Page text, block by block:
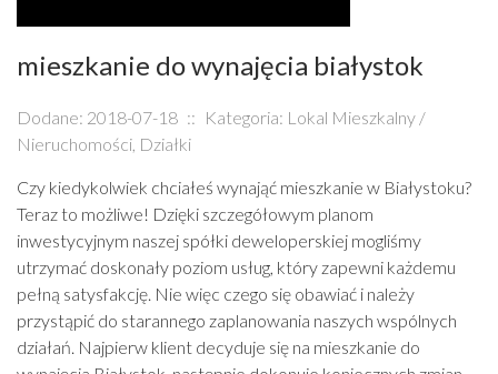
mieszkanie do wynajęcia białystok
Dodane: 2018-07-18 :: Kategoria: Lokal Mieszkalny /
Nieruchomości, Działki
Czy kiedykolwiek chciałeś wynająć mieszkanie w Białystoku?
Teraz to możliwe! Dzięki szczegółowym planom
inwestycyjnym naszej spółki deweloperskiej mogliśmy
utrzymać doskonały poziom usług, który zapewni każdemu
pełną satysfakcję. Nie więc czego się obawiać i należy
przystąpić do starannego zaplanowania naszych wspólnych
działań. Najpierw klient decyduje się na mieszkanie do